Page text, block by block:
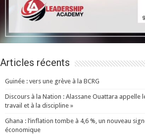
Articles récents
Guinée : vers une grève à la BCRG
Discours à la Nation : Alassane Ouattara appelle
travail et à la discipline »
Ghana : l’inflation tombe à 4,6 %, un nouveau
économique